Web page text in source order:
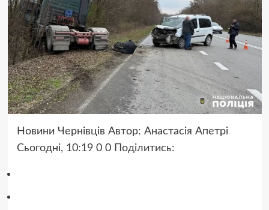
Новини Чернівців Автор: Анастасія Апетрі
Сьогодні, 10:19 0 0 Поділитись: